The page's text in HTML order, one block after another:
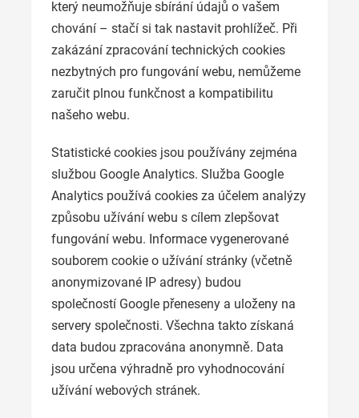
který neumožňuje sbírání údajů o vašem
chování – stačí si tak nastavit prohlížeč. Při
zakázání zpracování technických cookies
nezbytných pro fungování webu, nemůžeme
zaručit plnou funkčnost a kompatibilitu
našeho webu.
Statistické cookies jsou používány zejména
službou Google Analytics. Služba Google
Analytics používá cookies za účelem analýzy
způsobu užívání webu s cílem zlepšovat
fungování webu. Informace vygenerované
souborem cookie o užívání stránky (včetně
anonymizované IP adresy) budou
společností Google přeneseny a uloženy na
servery společnosti. Všechna takto získaná
data budou zpracována anonymně. Data
jsou určena výhradně pro vyhodnocování
užívání webových stránek.